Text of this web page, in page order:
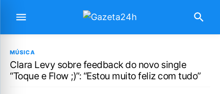
MÚSICA
Clara Levy sobre feedback do novo single
“Toque e Flow ;)”: “Estou muito feliz com tudo”